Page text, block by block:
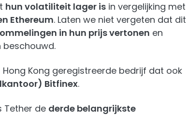
hun volatiliteit lager is in vergelijking met
Ethereum. Laten we niet vergeten dat dit
in hun prijs vertonen en
Hong Kong geregistreerde bedrijf dat ook
Bitfinex.
Tether de derde belangrijkste